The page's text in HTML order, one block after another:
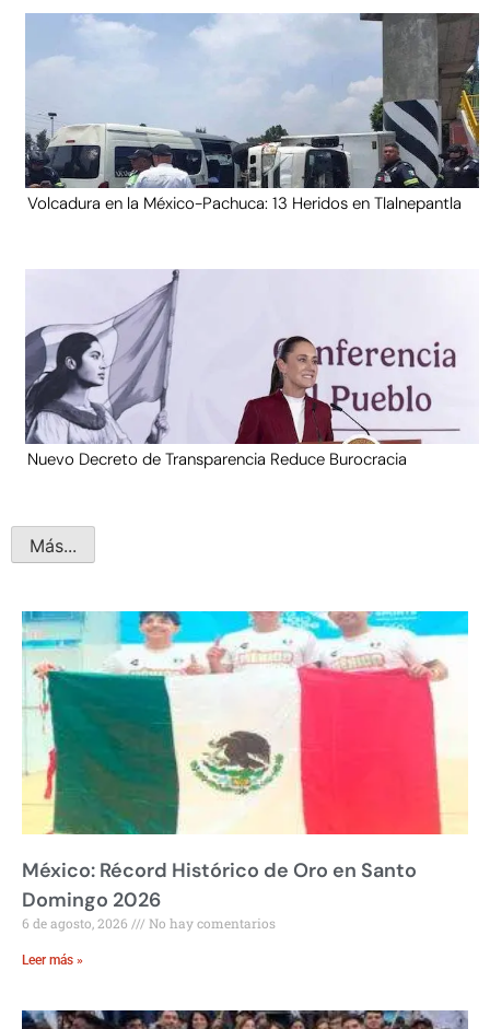
Volcadura en la México-Pachuca: 13 Heridos en Tlalnepantla
Nuevo Decreto de Transparencia Reduce Burocracia
Más...
México: Récord Histórico de Oro en Santo
Domingo 2026
6 de agosto, 2026 No hay comentarios
Leer más »